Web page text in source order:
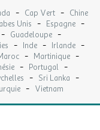
congélateur,
électrique
15/09/2026
Retour le
16/09/2026
Retour le
17/09/2026
- Cap Vert - Chine
Unis - Espagne -
- Guadeloupe -
- Inde - Irlande -
- Martinique -
- Portugal -
- Sri Lanka -
- Vietnam